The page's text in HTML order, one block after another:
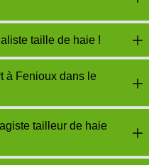
taille de haie !
à Fenioux dans le
tailleur de haie